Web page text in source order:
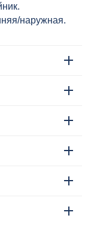
наружная.